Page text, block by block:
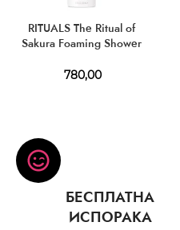
RITUALS The Ritual of
Sakura Foaming Shower
780,00
БЕСПЛАТНА
ИСПОРАКА